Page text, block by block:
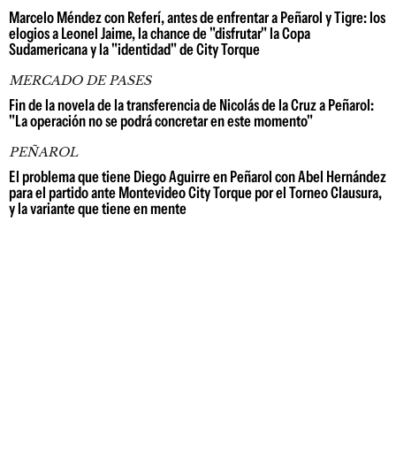
Marcelo Méndez con Referí, antes de enfrentar a Peñarol y Tigre: los
elogios a Leonel Jaime, la chance de "disfrutar" la Copa
Sudamericana y la "identidad" de City Torque
MERCADO DE PASES
Fin de la novela de la transferencia de Nicolás de la Cruz a Peñarol:
"La operación no se podrá concretar en este momento"
PEÑAROL
El problema que tiene Diego Aguirre en Peñarol con Abel Hernández
para el partido ante Montevideo City Torque por el Torneo Clausura,
y la variante que tiene en mente